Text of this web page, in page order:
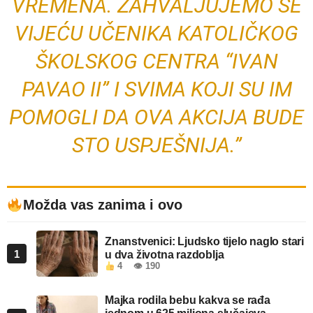
VREMENA. ZAHVALJUJEMO SE
VIJEĆU UČENIKA KATOLIČKOG
ŠKOLSKOG CENTRA “IVAN
PAVAO II” I SVIMA KOJI SU IM
POMOGLI DA OVA AKCIJA BUDE
STO USPJEŠNIJA.”
Možda vas zanima i ovo
1
Znanstvenici: Ljudsko tijelo naglo stari
u dva životna razdoblja
4 👁 190
Majka rodila bebu kakva se rađa